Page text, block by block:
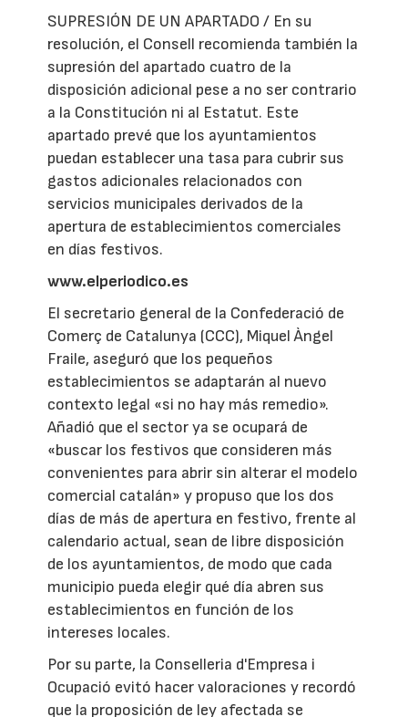
SUPRESIÓN DE UN APARTADO / En su
resolución, el Consell recomienda también la
supresión del apartado cuatro de la
disposición adicional pese a no ser contrario
a la Constitución ni al Estatut. Este
apartado prevé que los ayuntamientos
puedan establecer una tasa para cubrir sus
gastos adicionales relacionados con
servicios municipales derivados de la
apertura de establecimientos comerciales
en días festivos.
www.elperiodico.es
El secretario general de la Confederació de
Comerç de Catalunya (CCC), Miquel Àngel
Fraile, aseguró que los pequeños
establecimientos se adaptarán al nuevo
contexto legal «si no hay más remedio».
Añadió que el sector ya se ocupará de
«buscar los festivos que consideren más
convenientes para abrir sin alterar el modelo
comercial catalán» y propuso que los dos
días de más de apertura en festivo, frente al
calendario actual, sean de libre disposición
de los ayuntamientos, de modo que cada
municipio pueda elegir qué día abren sus
establecimientos en función de los
intereses locales.
Por su parte, la Conselleria d'Empresa i
Ocupació evitó hacer valoraciones y recordó
que la proposición de ley afectada se